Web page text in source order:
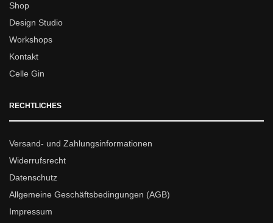
Shop
Design Studio
Workshops
Kontakt
Celle Gin
RECHTLICHES
Versand- und Zahlungsinformationen
Widerrufsrecht
Datenschutz
Allgemeine Geschäftsbedingungen (AGB)
Impressum